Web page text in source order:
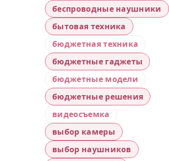
беспроводные наушники
бытовая техника
бюджетная техника
бюджетные гаджеты
бюджетные модели
бюджетные решения
видеосъемка
выбор камеры
выбор наушников